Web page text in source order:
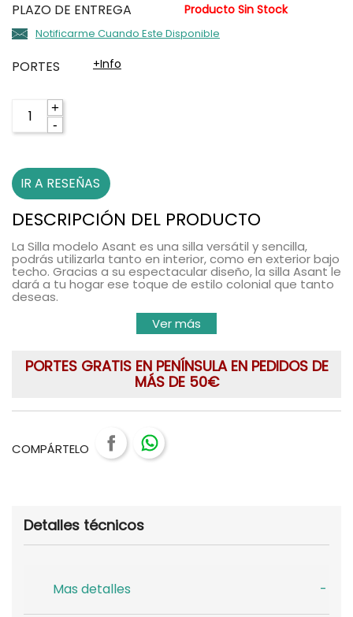
PLAZO DE ENTREGA Producto Sin Stock
Notificarme Cuando Este Disponible
PORTES +info
+
-
IR A RESEÑAS
DESCRIPCIÓN DEL PRODUCTO
La Silla modelo Asant es una silla versátil y sencilla,
podrás utilizarla tanto en interior, como en exterior bajo
techo. Gracias a su espectacular diseño, la silla Asantle
dará a tu hogar ese toque de estilo colonial que tanto
deseas.
Ver más
PORTES GRATIS EN PENÍNSULA EN PEDIDOS DE
MÁS DE 50€
COMPÁRTELO
Detalles técnicos
Mas detalles